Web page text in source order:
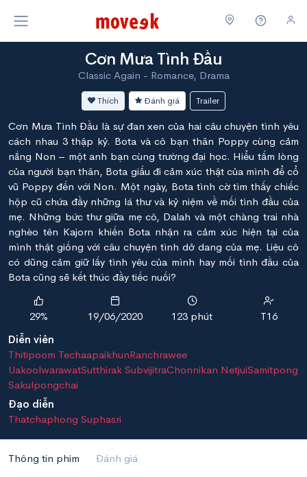
Cơn Mưa Tình Đầu
Classic Again - Romance, Drama
Thích Đánh giá Trailer
Cơn Mưa Tình Đầu là sự đan xen của hai câu chuyện tình yêu
cách nhau 3 thập kỷ. Bota và cô bạn thân Poppy cùng cảm
nắng Non – một anh bạn cùng trường đại học. Hiểu tấm lòng
của người bạn thân, Bota giấu đi cảm xúc thật của mình để cổ
vũ Poppy đến với Non. Một ngày, Bota tình cờ tìm thấy chiếc
hộp cũ chứa đầy những lá thư và kỷ niệm về mối tình đầu của
mẹ. Những bức thư giữa mẹ cô, Dalah và một chàng trai nhà
nghèo tên Kajorn khiến Bota nhận ra cảm xúc hiện tại của
mình thật giống với câu chuyện tình dở dang của mẹ. Liệu cô
có dũng cảm giữ lấy tình yêu của mình hay mối tình đầu của
Bota cũng sẽ kết thúc đầy tiếc nuối?
29% 19/06/2020 123 phút
T16
Diễn viên
Thitipoom TechaapaikhunRanchrawee
UakoolwarawatSutthirak SubvijitraChonnikan NetjuiSamitpong
Sakulpongchai
Đạo diễn
Thatchaphong Suphasri
Thông tin phim Đánh giá